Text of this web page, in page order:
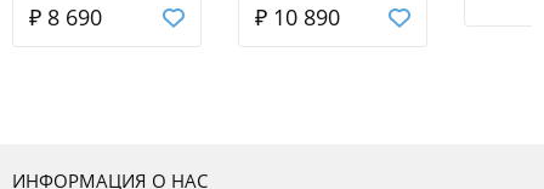
₽ 8 690
TitaniumHeat
₽ 10 890
ИНФОРМАЦИЯ О НАС